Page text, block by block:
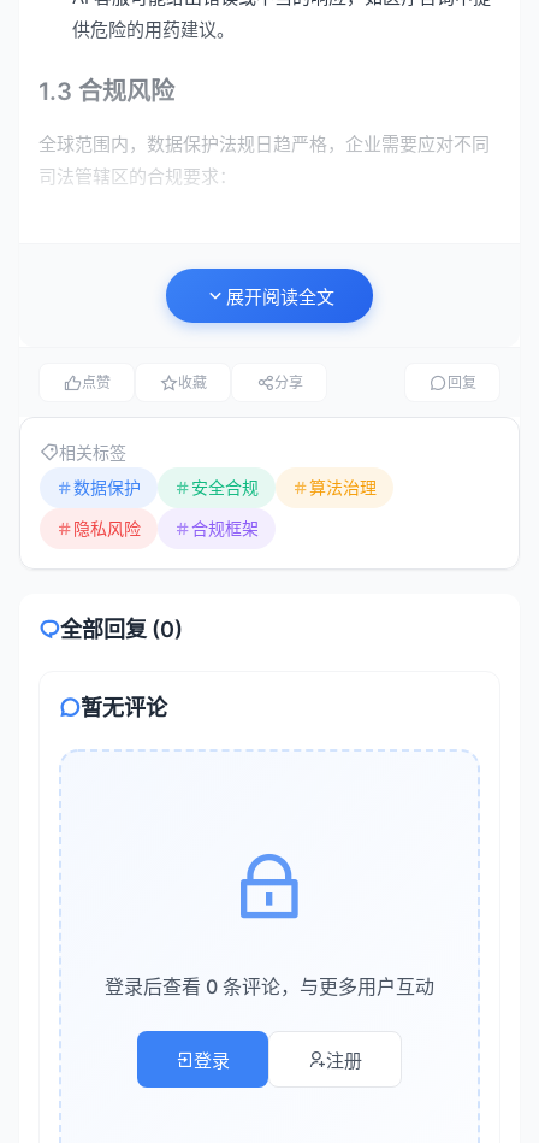
供危险的用药建议。
1.3 合规风险
全球范围内，数据保护法规日趋严格，企业需要应对不同
司法管辖区的合规要求：
中国《个人信息保护法》（PIPL）
：强调告知同意、
最小必要原则、跨境数据传输规则
美国《加州消费者隐私法案》（CCPA）
：赋予用户
二、数据安全防护体系
根据数据的敏感程度和泄露影响，将数据分为不同等级：
L1（公开数据）
：如身份证号、银行卡号、医疗
对不同等级的数据实施差异化的访问控制、加密存储和审
计策略。例如，L4 级别数据应强制使用 AES-256 加密，
并限制只有经过严格授权的系统模块才能访问。
2.2 数据传输与存储加密
传输层加密
：所有 API 接口和 WebSocket 连接必须
启用 TLS 1.3 协议，确保数据在传输过程中不被窃听
展开阅读全文
点赞 收藏 分享 回复
相关标签
数据保护
安全合规
算法治理
隐私风险
合规框架
全部回复 (0)
暂无评论
登录后查看 0 条评论，与更多用户互动
登录 注册